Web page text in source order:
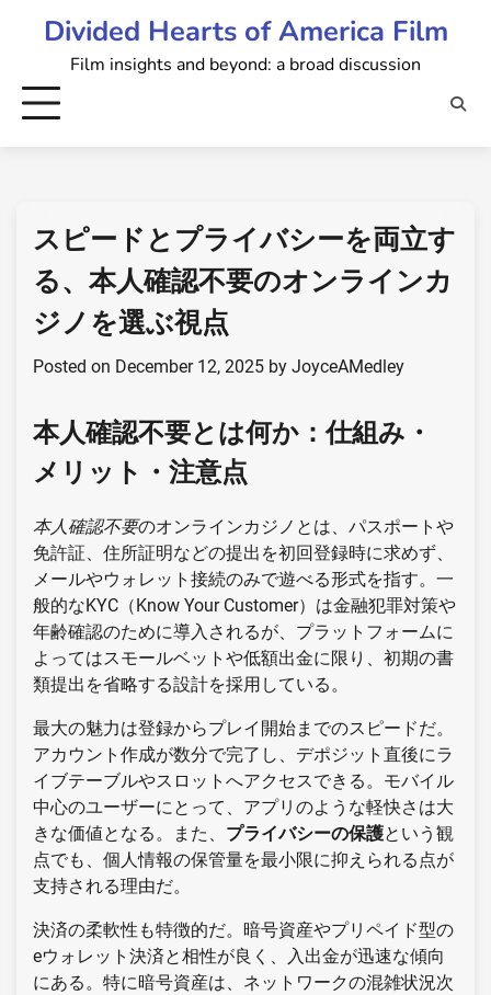
Divided Hearts of America Film
Film insights and beyond: a broad discussion
スピードとプライバシーを両立す
る、本人確認不要のオンラインカ
ジノを選ぶ視点
Posted on December 12, 2025 by JoyceAMedley
本人確認不要とは何か：仕組み・
メリット・注意点
本人確認不要のオンラインカジノとは、パスポートや
免許証、住所証明などの提出を初回登録時に求めず、
メールやウォレット接続のみで遊べる形式を指す。一
般的なKYC（Know Your Customer）は金融犯罪対策や
年齢確認のために導入されるが、プラットフォームに
よってはスモールベットや低額出金に限り、初期の書
類提出を省略する設計を採用している。
最大の魅力は登録からプレイ開始までのスピードだ。
アカウント作成が数分で完了し、デポジット直後にラ
イブテーブルやスロットへアクセスできる。モバイル
中心のユーザーにとって、アプリのような軽快さは大
きな価値となる。また、 プライバシーの保護という観
点でも、個人情報の保管量を最小限に抑えられる点が
支持される理由だ。
決済の柔軟性も特徴的だ。暗号資産やプリペイド型の
eウォレット決済と相性が良く、入出金が迅速な傾向
にある。特に暗号資産は、ネットワークの混雑状況次